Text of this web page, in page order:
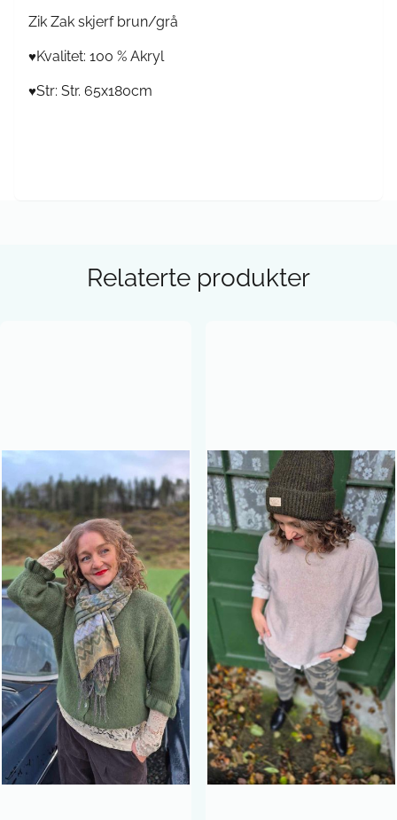
Zik Zak skjerf brun/grå
♥Kvalitet: 100 % Akryl
♥Str: Str. 65x180cm
Relaterte produkter